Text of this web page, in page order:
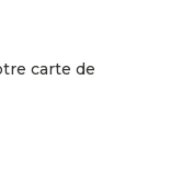
carte de